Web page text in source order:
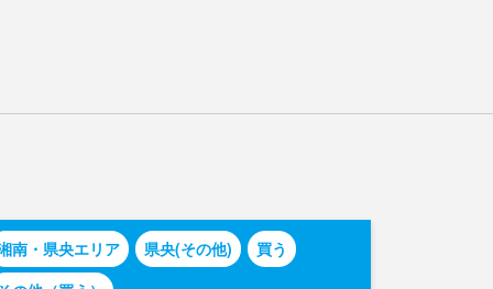
南・県央エリア 県央(その他)
買う